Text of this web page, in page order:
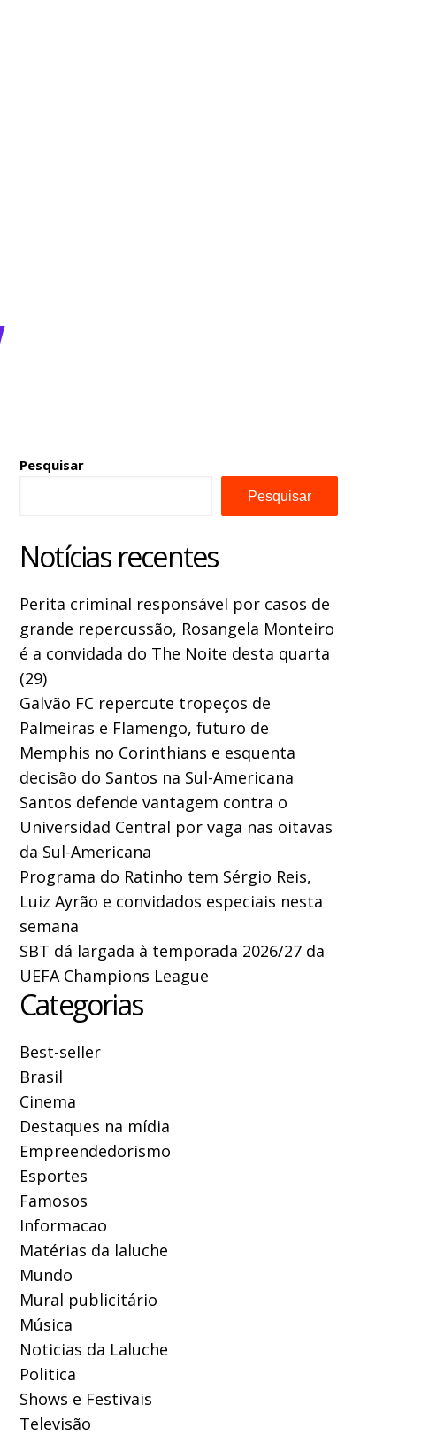
Pesquisar
Pesquisar
Notícias recentes
Perita criminal responsável por casos de
grande repercussão, Rosangela Monteiro
é a convidada do The Noite desta quarta
(29)
Galvão FC repercute tropeços de
Palmeiras e Flamengo, futuro de
Memphis no Corinthians e esquenta
decisão do Santos na Sul-Americana
Santos defende vantagem contra o
Universidad Central por vaga nas oitavas
da Sul-Americana
Programa do Ratinho tem Sérgio Reis,
Luiz Ayrão e convidados especiais nesta
semana
SBT dá largada à temporada 2026/27 da
UEFA Champions League
Categorias
Best-seller
Brasil
Cinema
Destaques na mídia
Empreendedorismo
Esportes
Famosos
Informacao
Matérias da laluche
Mundo
Mural publicitário
Música
Noticias da Laluche
Politica
Shows e Festivais
Televisão